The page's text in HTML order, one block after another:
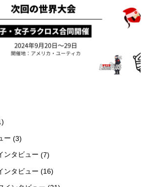
ー (3)
ンタビュー (7)
ンタビュー (16)